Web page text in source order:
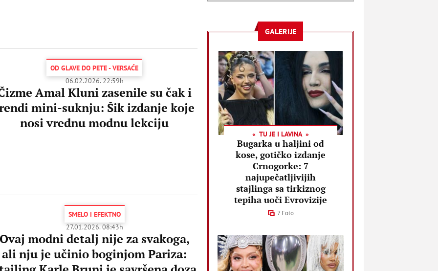
OD GLAVE DO PETE - VERSAĆE
06.02.2026. 22:59h
Amal Kluni zasenile su čak i
mini-suknju: Šik izdanje koje
nosi vrednu modnu lekciju
SMELO I EFEKTNO
27.01.2026. 08:43h
modni detalj nije za svakoga,
ali nju je učinio boginjom Pariza:
GALERIJE
TU JE I LAVINA
Bugarka u haljini od
kose, gotičko izdanje
Crnogorke: 7
najupečatljivijih
stajlinga sa tirkiznog
tepiha uoči Evrovizije
7 Foto